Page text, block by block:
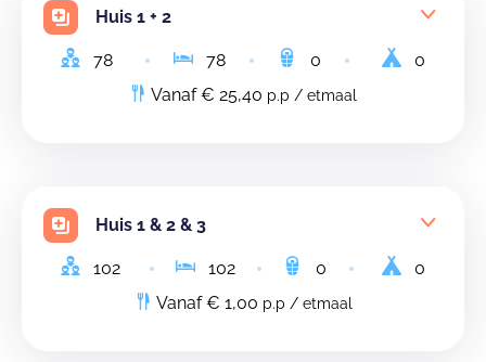
Huis 1 + 2
78 78 0
0
Vanaf € 25,40 p.p / etmaal
Huis 1 & 2 & 3
102 102 0
0
Vanaf € 1,00 p.p / etmaal